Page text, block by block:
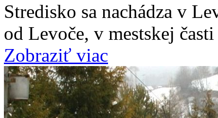
Stredisko sa nachádza v
od Levoče, v mestskej
Zobraziť viac